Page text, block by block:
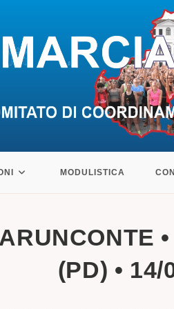
MODULISTICA
(PD) • 14/